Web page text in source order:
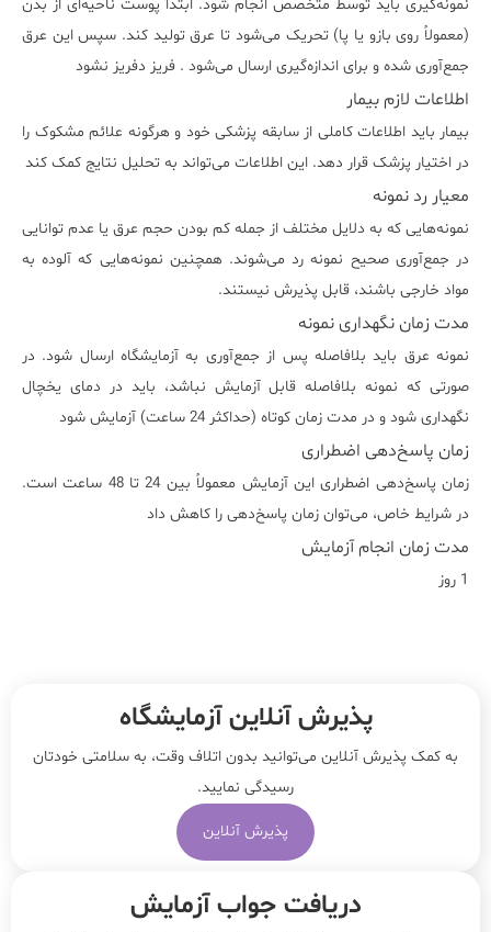
نمونه‌گیری باید توسط متخصص انجام شود. ابتدا پوست ناحیه‌ای از بدن
(معمولاً روی بازو یا پا) تحریک می‌شود تا عرق تولید کند. سپس این عرق
جمع‌آوری شده و برای اندازه‌گیری ارسال می‌شود . فريز دفريز نشود
اطلاعات لازم بیمار
بیمار باید اطلاعات کاملی از سابقه پزشکی خود و هرگونه علائم مشکوک را
در اختیار پزشک قرار دهد. این اطلاعات می‌تواند به تحلیل نتایج کمک کند
معیار رد نمونه
نمونه‌هایی که به دلایل مختلف از جمله کم بودن حجم عرق یا عدم توانایی
در جمع‌آوری صحیح نمونه رد می‌شوند. همچنین نمونه‌هایی که آلوده به
مواد خارجی باشند، قابل پذیرش نیستند.
مدت زمان نگهداری نمونه
نمونه عرق باید بلافاصله پس از جمع‌آوری به آزمایشگاه ارسال شود. در
صورتی که نمونه بلافاصله قابل آزمایش نباشد، باید در دمای یخچال
نگهداری شود و در مدت زمان کوتاه (حداکثر 24 ساعت) آزمایش شود
زمان پاسخ‌دهی اضطراری
زمان پاسخ‌دهی اضطراری این آزمایش معمولاً بین 24 تا 48 ساعت است.
در شرایط خاص، می‌توان زمان پاسخ‌دهی را کاهش داد
مدت زمان انجام آزمایش
1 روز
پذیرش آنلاین آزمایشگاه
به کمک پذیرش آنلاین می‌توانید بدون اتلاف وقت، به سلامتی خودتان
رسیدگی نمایید.
پذیرش آنلاین
دریافت جواب آزمایش